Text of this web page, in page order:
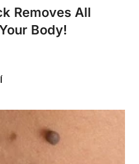
Removes All
Body!